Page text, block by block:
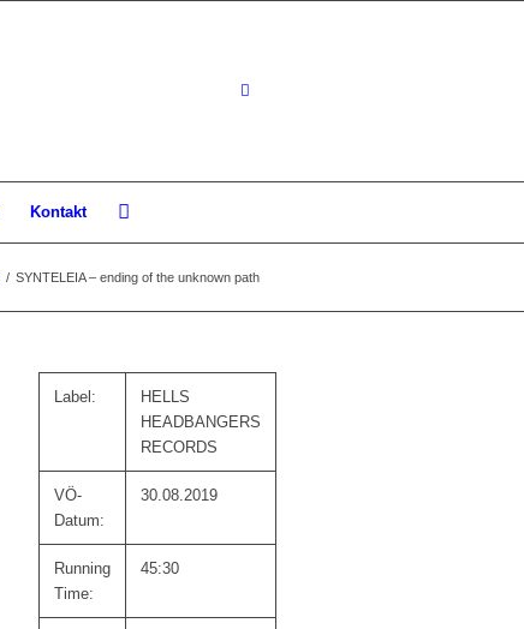
Kontakt
/ SYNTELEIA – ending of the unknown path
Label:
HELLS
HEADBANGERS
RECORDS
VÖ-
Datum:
30.08.2019
Running
Time:
45:30